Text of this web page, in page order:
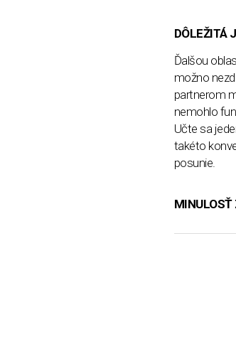
DÔLEŽITÁ
Ďalšou
možno
partnerom
nemohlo
Učte sa
takéto
posunie.
MINULOSŤ